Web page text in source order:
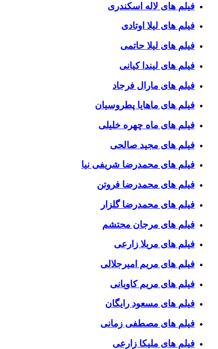
فیلم های لاله اسکندری
فیلم های لیلا اوتادی
فیلم های لیلا حاتمی
فیلم های لیندا کیانی
فیلم های مارال فرجاد
فیلم های ماهایا پطروسیان
فیلم های ماه چهره خلیلی
فیلم های مجید صالحی
فیلم های محمدرضا شریفی نیا
فیلم های محمدرضا فروتن
فیلم های محمدرضا گلزار
فیلم های مرجان محتشم
فیلم های مریلا زارعی
فیلم های مریم امیرجلالی
فیلم های مریم کاویانی
فیلم های مسعود رایگان
فیلم های مصطفی زمانی
فیلم های ملیکا زارعی